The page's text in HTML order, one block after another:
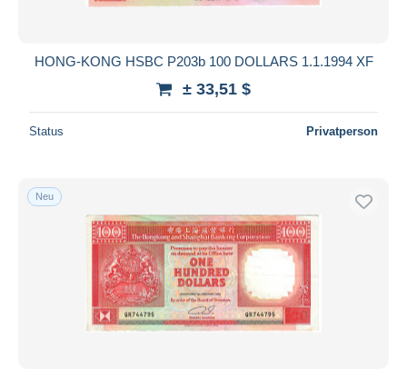
HONG-KONG HSBC P203b 100 DOLLARS 1.1.1994 XF
± 33,51 $
Status Privatperson
Neu